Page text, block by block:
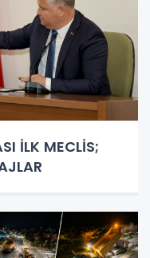
İLK MECLİS;